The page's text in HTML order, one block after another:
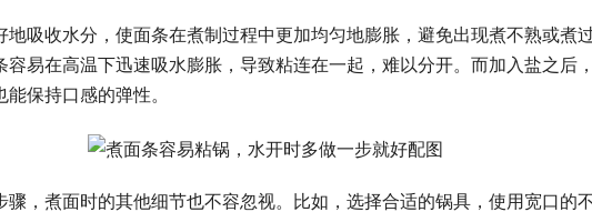
地吸收水分，使面条在煮制过程中更加均匀地膨胀，避免出现煮不熟或煮
容易在高温下迅速吸水膨胀，导致粘连在一起，难以分开。而加入盐之后
保持口感的弹性。
骤，煮面时的其他细节也不容忽视。比如，选择合适的锅具，使用宽口的